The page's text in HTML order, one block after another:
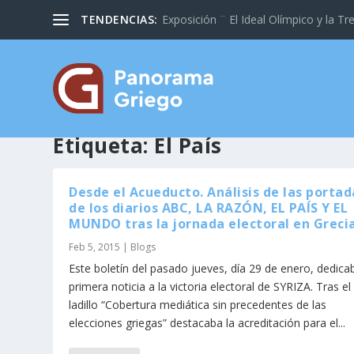
TENDENCIAS: Exposición ¨ El Ideal Olímpico y la
Etiqueta:El País
Desde el Acueducto. Análisis de las
de los diarios ABC, LA RAZÓN, EL PAÍS Y EL
MUNDO tras la jornada electoral en
Feb 5, 2015 | Blogs
Este boletín del pasado jueves, día 29 de enero,
primera noticia a la victoria electoral de SYRIZA. Tras el
ladillo “Cobertura mediática sin precedentes de las
elecciones griegas” destacaba la acreditación para el...